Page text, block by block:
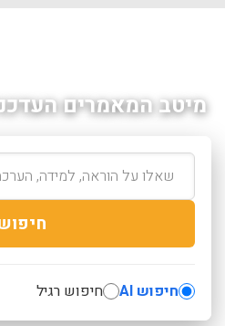
מיטב המאמרים
חיפוש AI חיפוש רגיל